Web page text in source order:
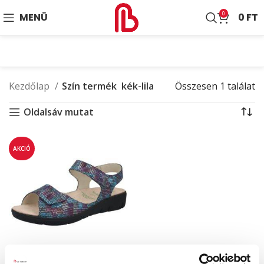
MENÜ 0 0 FT
Kezdőlap Szín termék kék-lila
Összesen 1 találat
Oldalsáv mutat
AKCIÓ